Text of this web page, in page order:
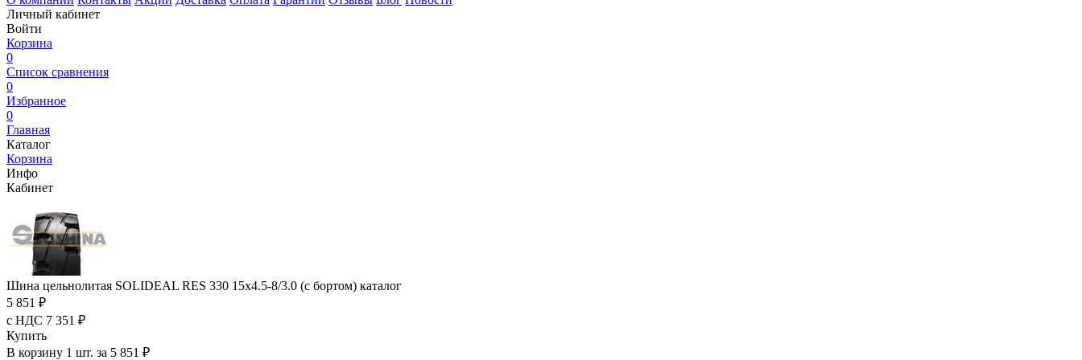
Личный кабинет
Войти
Корзина
0
Список сравнения
0
Избранное
0
Главная
Каталог
Корзина
Инфо
Кабинет
Шина цельнолитая SOLIDEAL RES 330 15x4.5-8/3.0 (с бортом) каталог
5 851 ₽
с НДС 7 351 ₽
Купить
В корзину 1 шт. за 5 851 ₽